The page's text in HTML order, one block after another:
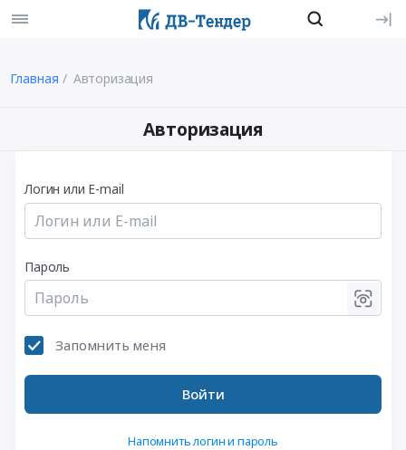
Главная Авторизация
Авторизация
Логин или E-mail
Пароль
Запомнить меня
Войти
Напомнить логин и пароль